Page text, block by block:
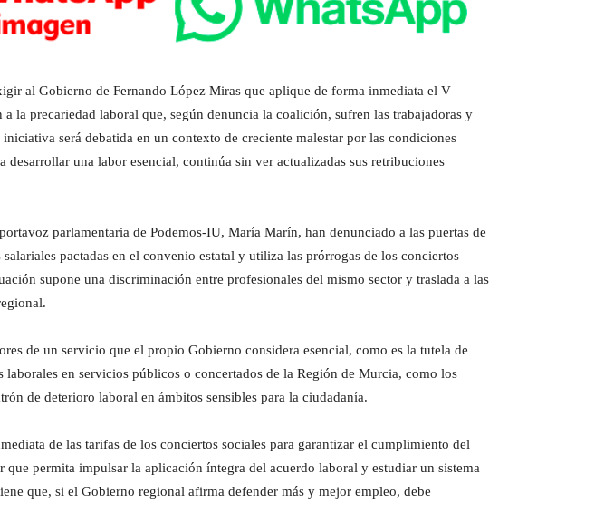
al Gobierno de Fernando López Miras que aplique de forma inmediata el V
la precariedad laboral que, según denuncia la coalición, sufren las trabajadoras y
será debatida en un contexto de creciente malestar por las condiciones
desarrollar una labor esencial, continúa sin ver actualizadas sus retribuciones
parlamentaria de Podemos-IU, María Marín, han denunciado a las puertas de
pactadas en el convenio estatal y utiliza las prórrogas de los conciertos
supone una discriminación entre profesionales del mismo sector y traslada a las
de un servicio que el propio Gobierno considera esencial, como es la tutela de
en servicios públicos o concertados de la Región de Murcia, como los
de deterioro laboral en ámbitos sensibles para la ciudadanía.
de las tarifas de los conciertos sociales para garantizar el cumplimiento del
permita impulsar la aplicación íntegra del acuerdo laboral y estudiar un sistema
que, si el Gobierno regional afirma defender más y mejor empleo, debe